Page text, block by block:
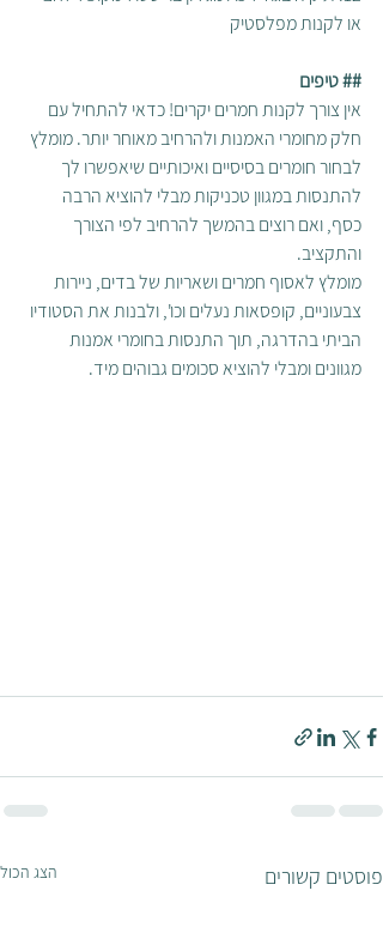
או לקנות מפלסטיק
## טיפים
אין צורך לקנות חמרים יקרים! כדאי להתחיל עם
חלק מחומרי האמנות ולהרחיב מאוחר יותר. מומלץ
לבחור חומרים בסיסיים ואיכותיים שיאפשרו לך
להתנסות במגוון טכניקות מבלי להוציא הרבה
כסף, ואם רוצים בהמשך להרחיב לפי הצורך
והתקציב.
מומלץ לאסוף חמרים ושאריות של בדים, ניירות
צבעוניים, קופסאות נעלים וכו', ולבנות את הסטודיו
הביתי בהדרגה, תוך התנסות בחומרי אמנות
מגוונים ומבלי להוציא סכומים גבוהים מיד.
פוסטים קשורים הצג הכול